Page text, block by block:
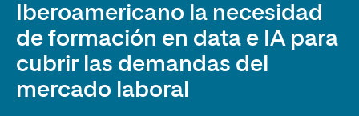
Iberoamericano la necesidad
de formación en data e IA para
cubrir las demandas del
mercado laboral